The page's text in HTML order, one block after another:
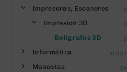
Impresoras, Escaneres 0
Impresion 3D 0
Boligrafos 3D 0
Informática 10.531
Mascotas 24